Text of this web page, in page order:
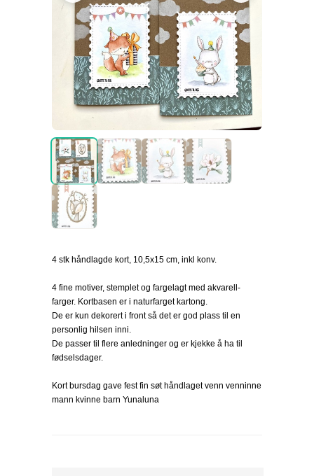
4 stk håndlagde kort, 10,5x15 cm, inkl konv.
4 fine motiver, stemplet og fargelagt med akvarell-
farger. Kortbasen er i naturfarget kartong.
De er kun dekorert i front så det er god plass til en
personlig hilsen inni.
De passer til flere anledninger og er kjekke å ha til
fødselsdager.
Kort bursdag gave fest fin søt håndlaget venn venninne
mann kvinne barn Yunaluna